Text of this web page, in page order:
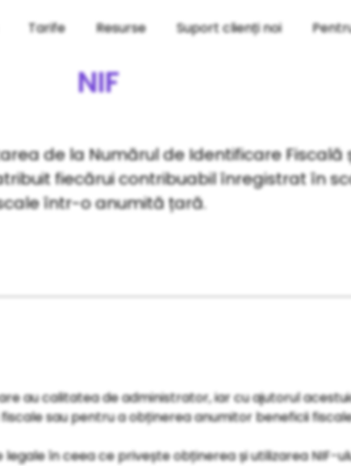
Tarife Resurse Suport clienți noi
NIF
de la Numărul de Identificare Fiscală
fiecărui contribuabil înregistrat în
într-o anumită țară.
au calitatea de administrator, iar cu ajutorul
sau pentru a obținerea anumitor beneficii
în ceea ce privește obținerea și utilizarea NIF-